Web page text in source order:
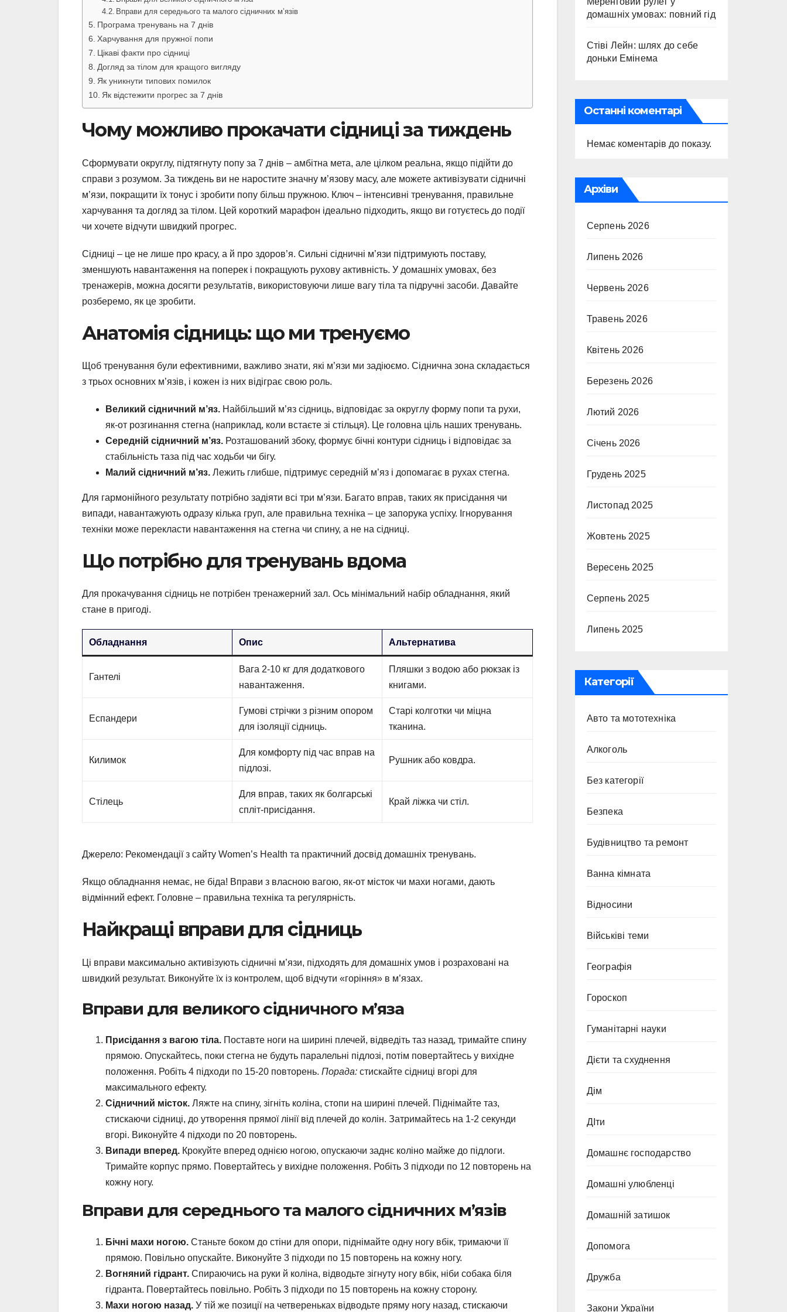
Вправи для середнього та малого сідничних м’язів
Програма тренувань на 7 днів
Харчування для пружної попи
Цікаві факти про сідниці
Догляд за тілом для кращого вигляду
Як уникнути типових помилок
Як відстежити прогрес за 7 днів
Чому можливо прокачати сідниці за тиждень
Сформувати округлу, підтягнуту попу за 7 днів – амбітна мета, але цілком реальна, якщо підійти до
справи з розумом. За тиждень ви не наростите значну м’язову масу, але можете активізувати сідничні
м’язи, покращити їх тонус і зробити попу більш пружною. Ключ – інтенсивні тренування, правильне
харчування та догляд за тілом. Цей короткий марафон ідеально підходить, якщо ви готуєтесь до події
чи хочете відчути швидкий прогрес.
Сідниці – це не лише про красу, а й про здоров’я. Сильні сідничні м’язи підтримують поставу,
зменшують навантаження на поперек і покращують рухову активність. У домашніх умовах, без
тренажерів, можна досягти результатів, використовуючи лише вагу тіла та підручні засоби. Давайте
розберемо, як це зробити.
Анатомія сідниць: що ми тренуємо
Щоб тренування були ефективними, важливо знати, які м’язи ми задіюємо. Сіднична зона складається
з трьох основних м’язів, і кожен із них відіграє свою роль.
Великий сідничний м’яз. Найбільший м’яз сідниць, відповідає за округлу форму попи та рухи,
як-от розгинання стегна (наприклад, коли встаєте зі стільця). Це головна ціль наших тренувань.
Середній сідничний м’яз. Розташований збоку, формує бічні контури сідниць і відповідає за
стабільність таза під час ходьби чи бігу.
Малий сідничний м’яз. Лежить глибше, підтримує середній м’яз і допомагає в рухах стегна.
Для гармонійного результату потрібно задіяти всі три м’язи. Багато вправ, таких як присідання чи
випади, навантажують одразу кілька груп, але правильна техніка – це запорука успіху. Ігнорування
техніки може перекласти навантаження на стегна чи спину, а не на сідниці.
Що потрібно для тренувань вдома
Для прокачування сідниць не потрібен тренажерний зал. Ось мінімальний набір обладнання, який
стане в пригоді.
Обладнання Опис Альтернатива
Гантелі
Вага 2-10 кг для додаткового
навантаження.
Пляшки з водою або рюкзак із
книгами.
Еспандери
Гумові стрічки з різним опором
для ізоляції сідниць.
Старі колготки чи міцна
тканина.
Килимок
Для комфорту під час вправ на
підлозі.
Рушник або ковдра.
Стілець
Для вправ, таких як болгарські
спліт-присідання.
Край ліжка чи стіл.
Джерело: Рекомендації з сайту Women’s Health та практичний досвід домашніх тренувань.
Якщо обладнання немає, не біда! Вправи з власною вагою, як-от місток чи махи ногами, дають
відмінний ефект. Головне – правильна техніка та регулярність.
Найкращі вправи для сідниць
Ці вправи максимально активізують сідничні м’язи, підходять для домашніх умов і розраховані на
швидкий результат. Виконуйте їх із контролем, щоб відчути «горіння» в м’язах.
Вправи для великого сідничного м’яза
Присідання з вагою тіла. Поставте ноги на ширині плечей, відведіть таз назад, тримайте спину
прямою. Опускайтесь, поки стегна не будуть паралельні підлозі, потім повертайтесь у вихідне
положення. Робіть 4 підходи по 15-20 повторень. Порада: стискайте сідниці вгорі для
максимального ефекту.
Сідничний місток. Ляжте на спину, зігніть коліна, стопи на ширині плечей. Піднімайте таз,
стискаючи сідниці, до утворення прямої лінії від плечей до колін. Затримайтесь на 1-2 секунди
вгорі. Виконуйте 4 підходи по 20 повторень.
Випади вперед. Крокуйте вперед однією ногою, опускаючи заднє коліно майже до підлоги.
Тримайте корпус прямо. Повертайтесь у вихідне положення. Робіть 3 підходи по 12 повторень на
кожну ногу.
Вправи для середнього та малого сідничних м’язів
Бічні махи ногою. Станьте боком до стіни для опори, піднімайте одну ногу вбік, тримаючи її
прямою. Повільно опускайте. Виконуйте 3 підходи по 15 повторень на кожну ногу.
Вогняний гідрант. Спираючись на руки й коліна, відводьте зігнуту ногу вбік, ніби собака біля
гідранта. Повертайтесь повільно. Робіть 3 підходи по 15 повторень на кожну сторону.
Махи ногою назад. У тій же позиції на четвереньках відводьте пряму ногу назад, стискаючи
домашніх умовах: повний гід
Стіві Лейн: шлях до себе
доньки Емінема
Останні коментарі
Немає коментарів до показу.
Архіви
Серпень 2026
Липень 2026
Червень 2026
Травень 2026
Квітень 2026
Березень 2026
Лютий 2026
Січень 2026
Грудень 2025
Листопад 2025
Жовтень 2025
Вересень 2025
Серпень 2025
Липень 2025
Категорії
Авто та мототехніка
Алкоголь
Без категорії
Безпека
Будівництво та ремонт
Ванна кімната
Відносини
Військіві теми
Географія
Гороскоп
Гуманітарні науки
Дієти та схуднення
Дім
ДІти
Домашнє господарство
Домашні улюбленці
Домашній затишок
Допомога
Дружба
Закони України